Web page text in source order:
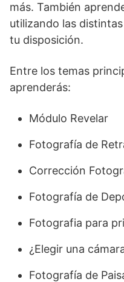
más. También
utilizando las
tu disposición.
Entre los temas
aprenderás:
Módulo Revelar
Fotografía de
Corrección
Fotografía de
Fotografia para
¿Elegir una
Fotografía de